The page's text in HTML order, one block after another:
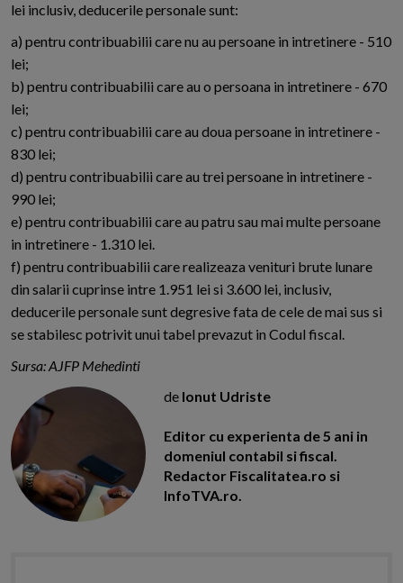
lei inclusiv, deducerile personale sunt:
a) pentru contribuabilii care nu au persoane in intretinere - 510
lei;
b) pentru contribuabilii care au o persoana in intretinere - 670
lei;
c) pentru contribuabilii care au doua persoane in intretinere -
830 lei;
d) pentru contribuabilii care au trei persoane in intretinere -
990 lei;
e) pentru contribuabilii care au patru sau mai multe persoane
in intretinere - 1.310 lei.
f) pentru contribuabilii care realizeaza venituri brute lunare
din salarii cuprinse intre 1.951 lei si 3.600 lei, inclusiv,
deducerile personale sunt degresive fata de cele de mai sus si
se stabilesc potrivit unui tabel prevazut in Codul fiscal.
Sursa: AJFP Mehedinti
de Ionut Udriste
Editor cu experienta de 5 ani in
domeniul contabil si fiscal.
Redactor Fiscalitatea.ro si
InfoTVA.ro.